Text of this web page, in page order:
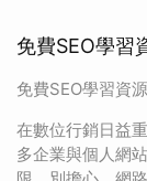
免費SEO學習
免費SEO學習資
在數位行銷日益
多企業與個人網